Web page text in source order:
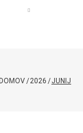
DOMOV/2026 /JUNIJ